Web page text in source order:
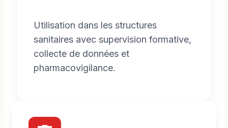
Utilisation dans les structures
sanitaires avec supervision formative,
collecte de données et
pharmacovigilance.